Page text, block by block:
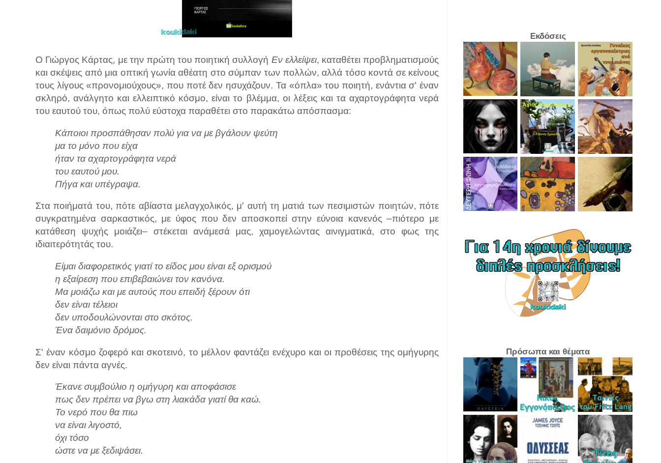
Ο Γιώργος Κάρτας, με την πρώτη του ποιητική συλλογή Εν ελλείψει, καταθέτει προβληματισμούς
και σκέψεις από μια οπτική γωνία αθέατη στο σύμπαν των πολλών, αλλά τόσο κοντά σε κείνους
τους λίγους «προνομιούχους», που ποτέ δεν ησυχάζουν. Τα «όπλα» του ποιητή, ενάντια σ' έναν
σκληρό, ανάλγητο και ελλειπτικό κόσμο, είναι το βλέμμα, οι λέξεις και τα αχαρτογράφητα νερά
του εαυτού του, όπως πολύ εύστοχα παραθέτει στο παρακάτω απόσπασμα:
Κάποιοι προσπάθησαν πολύ για να με βγάλουν ψεύτη
μα το μόνο που είχα
ήταν τα αχαρτογράφητα νερά
του εαυτού μου.
Πήγα και υπέγραψα.
Στα ποιήματά του, πότε αβίαστα μελαγχολικός, μ' αυτή τη ματιά των πεσιμιστών ποιητών, πότε
συγκρατημένα σαρκαστικός, με ύφος που δεν αποσκοπεί στην εύνοια κανενός –πιότερο με
κατάθεση ψυχής μοιάζει– στέκεται ανάμεσά μας, χαμογελώντας αινιγματικά, στο φως της
ιδιαιτερότητάς του.
Είμαι διαφορετικός γιατί το είδος μου είναι εξ ορισμού
η εξαίρεση που επιβεβαιώνει τον κανόνα.
Μα μοιάζω και με αυτούς που επειδή ξέρουν ότι
δεν είναι τέλειοι
δεν υποδουλώνονται στο σκότος.
Ένα δαιμόνιο δρόμος.
Σ' έναν κόσμο ζοφερό και σκοτεινό, το μέλλον φαντάζει ενέχυρο και οι προθέσεις της ομήγυρης
δεν είναι πάντα αγνές.
Έκανε συμβούλιο η ομήγυρη και αποφάσισε
πως δεν πρέπει να βγω στη λιακάδα γιατί θα καώ.
Το νερό που θα πιω
να είναι λιγοστό,
όχι τόσο
ώστε να με ξεδιψάσει.
Εκδόσεις
Πρόσωπα και θέματα